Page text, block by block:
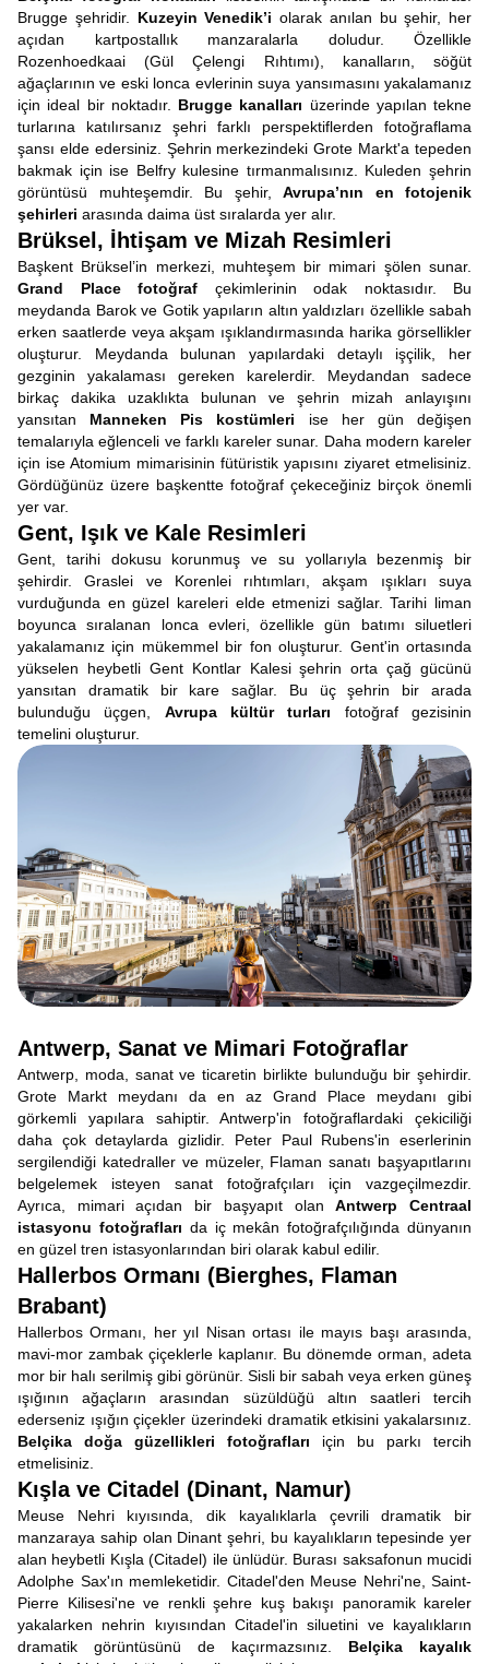
Brugge şehridir. Kuzeyin Venedik’i olarak anılan bu şehir, her
açıdan kartpostallık manzaralarla doludur. Özellikle
Rozenhoedkaai (Gül Çelengi Rıhtımı), kanalların, söğüt
ağaçlarının ve eski lonca evlerinin suya yansımasını yakalamanız
için ideal bir noktadır. Brugge kanalları üzerinde yapılan tekne
turlarına katılırsanız şehri farklı perspektiflerden fotoğraflama
şansı elde edersiniz. Şehrin merkezindeki Grote Markt'a tepeden
bakmak için ise Belfry kulesine tırmanmalısınız. Kuleden şehrin
görüntüsü muhteşemdir. Bu şehir, Avrupa’nın en fotojenik
şehirleri arasında daima üst sıralarda yer alır.
Brüksel, İhtişam ve Mizah Resimleri
Başkent Brüksel’in merkezi, muhteşem bir mimari şölen sunar.
Grand Place fotoğraf çekimlerinin odak noktasıdır. Bu
meydanda Barok ve Gotik yapıların altın yaldızları özellikle sabah
erken saatlerde veya akşam ışıklandırmasında harika görsellikler
oluşturur. Meydanda bulunan yapılardaki detaylı işçilik, her
gezginin yakalaması gereken karelerdir. Meydandan sadece
birkaç dakika uzaklıkta bulunan ve şehrin mizah anlayışını
yansıtan Manneken Pis kostümleri ise her gün değişen
temalarıyla eğlenceli ve farklı kareler sunar. Daha modern kareler
için ise Atomium mimarisinin fütüristik yapısını ziyaret etmelisiniz.
Gördüğünüz üzere başkentte fotoğraf çekeceğiniz birçok önemli
yer var.
Gent, Işık ve Kale Resimleri
Gent, tarihi dokusu korunmuş ve su yollarıyla bezenmiş bir
şehirdir. Graslei ve Korenlei rıhtımları, akşam ışıkları suya
vurduğunda en güzel kareleri elde etmenizi sağlar. Tarihi liman
boyunca sıralanan lonca evleri, özellikle gün batımı siluetleri
yakalamanız için mükemmel bir fon oluşturur. Gent'in ortasında
yükselen heybetli Gent Kontlar Kalesi şehrin orta çağ gücünü
yansıtan dramatik bir kare sağlar. Bu üç şehrin bir arada
bulunduğu üçgen, Avrupa kültür turları fotoğraf gezisinin
temelini oluşturur.
Antwerp, Sanat ve Mimari Fotoğraflar
Antwerp, moda, sanat ve ticaretin birlikte bulunduğu bir şehirdir.
Grote Markt meydanı da en az Grand Place meydanı gibi
görkemli yapılara sahiptir. Antwerp'in fotoğraflardaki çekiciliği
daha çok detaylarda gizlidir. Peter Paul Rubens'in eserlerinin
sergilendiği katedraller ve müzeler, Flaman sanatı başyapıtlarını
belgelemek isteyen sanat fotoğrafçıları için vazgeçilmezdir.
Ayrıca, mimari açıdan bir başyapıt olanAntwerp Centraal
istasyonu fotoğrafları da iç mekân fotoğrafçılığında dünyanın
en güzel tren istasyonlarından biri olarak kabul edilir.
Hallerbos Ormanı (Bierghes, Flaman
Brabant)
Hallerbos Ormanı, her yıl Nisan ortası ile mayıs başı arasında,
mavi-mor zambak çiçeklerle kaplanır. Bu dönemde orman, adeta
mor bir halı serilmiş gibi görünür. Sisli bir sabah veya erken güneş
ışığının ağaçların arasından süzüldüğü altın saatleri tercih
ederseniz ışığın çiçekler üzerindeki dramatik etkisini yakalarsınız.
Belçika doğa güzellikleri fotoğrafları için bu parkı tercih
etmelisiniz.
Kışla ve Citadel (Dinant, Namur)
Meuse Nehri kıyısında, dik kayalıklarla çevrili dramatik bir
manzaraya sahip olan Dinant şehri, bu kayalıkların tepesinde yer
alan heybetli Kışla (Citadel) ile ünlüdür. Burası saksafonun mucidi
Adolphe Sax'ın memleketidir. Citadel'den Meuse Nehri'ne, Saint-
Pierre Kilisesi'ne ve renkli şehre kuş bakışı panoramik kareler
yakalarken nehrin kıyısından Citadel'in siluetini ve kayalıkların
dramatik görüntüsünü de kaçırmazsınız. Belçika kayalık